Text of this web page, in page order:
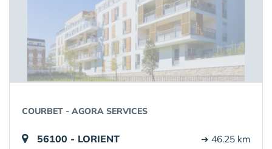
COURBET - AGORA SERVICES
56100 - LORIENT ➔ 46.25 km